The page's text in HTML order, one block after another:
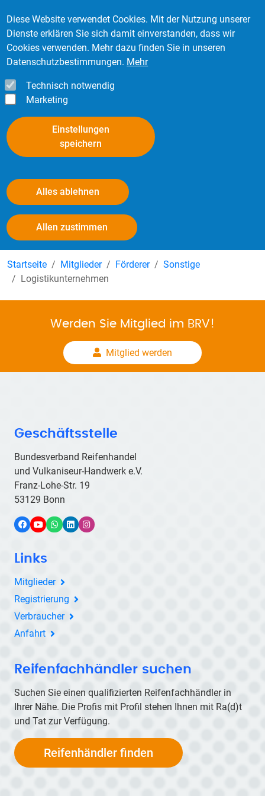
Diese Website verwendet Cookies. Mit der Nutzung unserer
Dienste erklären Sie sich damit einverstanden, dass wir
Cookies verwenden. Mehr dazu finden Sie in unseren
Datenschutzbestimmungen. Mehr
Technisch notwendig
Marketing
Einstellungen
speichern
Alles ablehnen
Allen zustimmen
Kontakt Login
Logistikunternehmen
Startseite Mitglieder Förderer
Sonstige
Logistikunternehmen
Werden Sie Mitglied im BRV!
Mitglied werden
Geschäftsstelle
Bundesverband Reifenhandel
und Vulkaniseur-Handwerk e.V.
Franz-Lohe-Str. 19
53129 Bonn
FacebookYouTubeWhatsAppLinkedInInstagram
Links
Mitglieder
Registrierung
Verbraucher
Anfahrt
Reifenfachhändler suchen
Suchen Sie einen qualifizierten Reifenfachhändler in
Ihrer Nähe. Die Profis mit Profil stehen Ihnen mit Ra(d)t
und Tat zur Verfügung.
Reifenhändler finden